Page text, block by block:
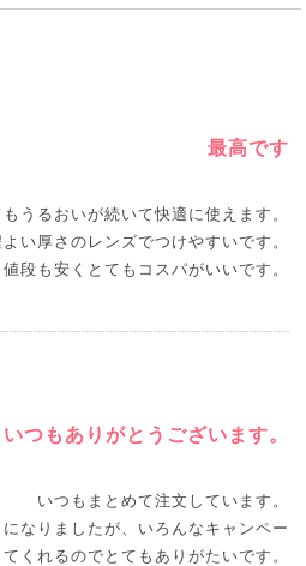
最高です
うるおいが続いて快適に使えます。
い厚さのレンズでつけやすいです。
値段も安くとてもコスパがいいです。
いつもありがとうございます。
いつもまとめて注文しています。
なりましたが、いろんなキャンペー
くれるのでとてもありがたいです。